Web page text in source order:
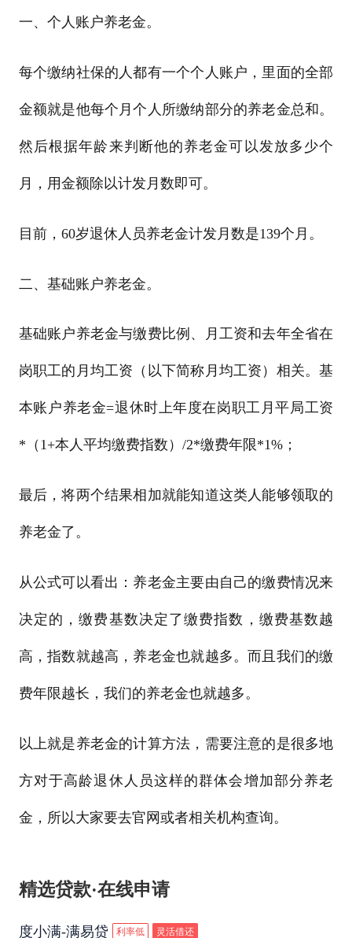
一、个人账户养老金。
每个缴纳社保的人都有一个个人账户，里面的全部
金额就是他每个月个人所缴纳部分的养老金总和。
然后根据年龄来判断他的养老金可以发放多少个
月，用金额除以计发月数即可。
目前，60岁退休人员养老金计发月数是139个月。
二、基础账户养老金。
基础账户养老金与缴费比例、月工资和去年全省在
岗职工的月均工资（以下简称月均工资）相关。基
本账户养老金=退休时上年度在岗职工月平局工资
*（1+本人平均缴费指数）/2*缴费年限*1%；
最后，将两个结果相加就能知道这类人能够领取的
养老金了。
从公式可以看出：养老金主要由自己的缴费情况来
决定的，缴费基数决定了缴费指数，缴费基数越
高，指数就越高，养老金也就越多。而且我们的缴
费年限越长，我们的养老金也就越多。
以上就是养老金的计算方法，需要注意的是很多地
方对于高龄退休人员这样的群体会增加部分养老
金，所以大家要去官网或者相关机构查询。
精选贷款·在线申请
度小满-满易贷 利率低 灵活借还